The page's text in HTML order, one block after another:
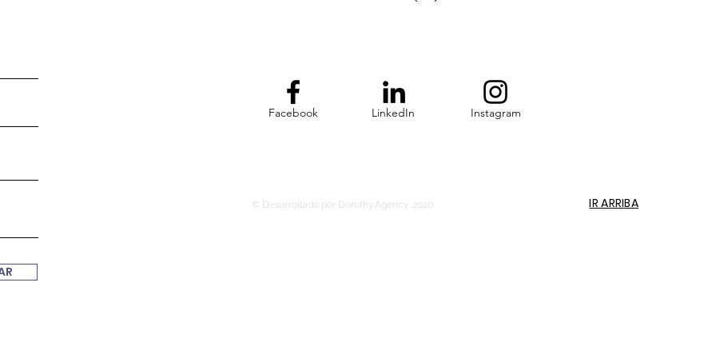
Facebook LinkedIn Instagram
© Desarrollado por Dorothy.Agency. 2020 IR ARRIBA